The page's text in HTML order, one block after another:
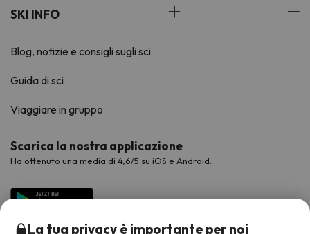
SKI INFO
Blog, notizie e consigli sugli sci
Guida di sci
Viaggiare in gruppo
Scarica la nostra applicazione
Ha ottenuto una media di 4,6/5 su iOS e Android.
La tua privacy è importante per noi